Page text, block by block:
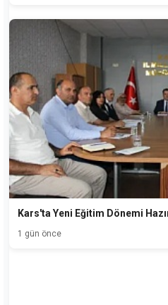
Kars'ta Yeni Eğitim Dönemi
1 gün önce